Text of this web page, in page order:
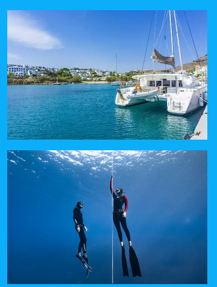
UNE AVENTURE SUR MESURE
VOS SOUHAITS DEVIENNENT REALITE